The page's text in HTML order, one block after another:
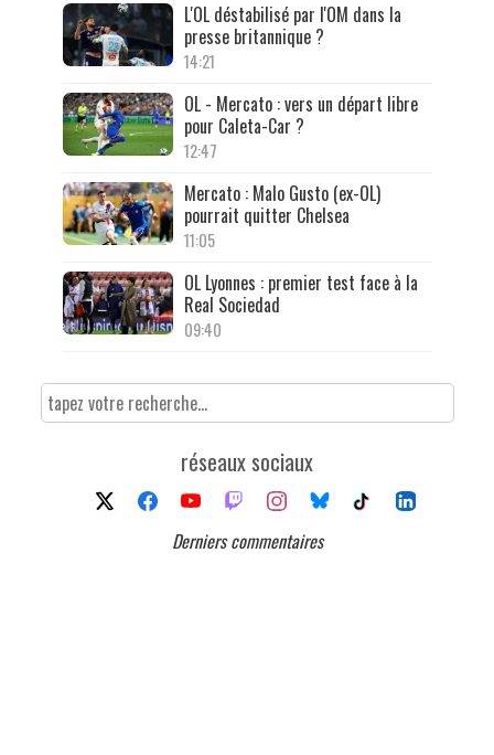
L'OL déstabilisé par l'OM dans la
presse britannique ?
14:21
OL - Mercato : vers un départ libre
pour Caleta-Car ?
12:47
Mercato : Malo Gusto (ex-OL)
pourrait quitter Chelsea
11:05
OL Lyonnes : premier test face à la
Real Sociedad
09:40
réseaux sociaux
Derniers commentaires